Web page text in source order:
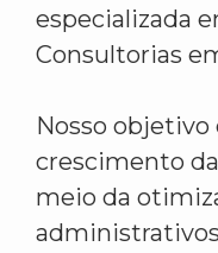
especializada
Consultorias
Nosso
crescimento
meio da